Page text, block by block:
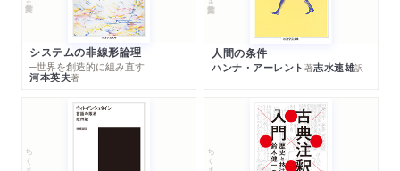
システムの非線形論理
─世界を創造的に組み直す
河本英夫著
人間の条件
ハンナ・アーレント 著志水速雄訳
ちくま学芸文庫 ちくま学芸文庫